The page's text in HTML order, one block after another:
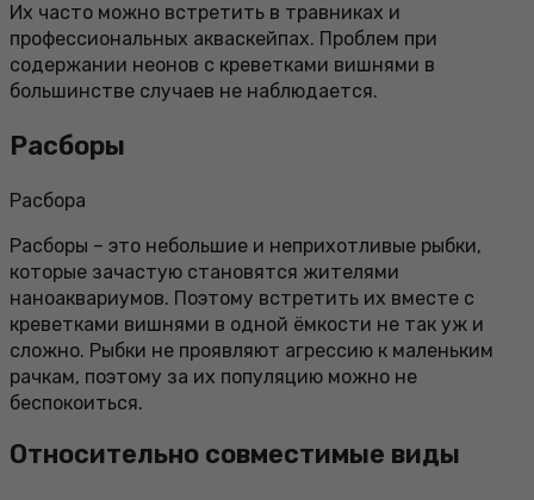
Их часто можно встретить в травниках и
профессиональных акваскейпах. Проблем при
содержании неонов с креветками вишнями в
большинстве случаев не наблюдается.
Расборы
Расбора
Расборы – это небольшие и неприхотливые рыбки,
которые зачастую становятся жителями
наноаквариумов. Поэтому встретить их вместе с
креветками вишнями в одной ёмкости не так уж и
сложно. Рыбки не проявляют агрессию к маленьким
рачкам, поэтому за их популяцию можно не
беспокоиться.
Относительно совместимые виды